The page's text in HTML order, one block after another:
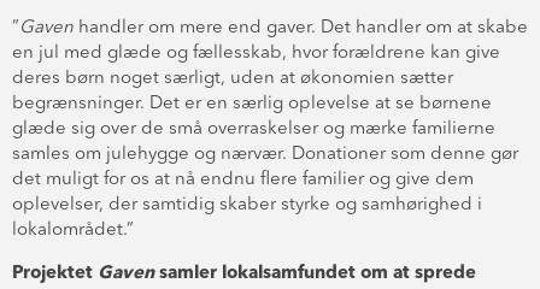
” Gaven handler om mere end gaver. Det handler om at skabe
en jul med glæde og fællesskab, hvor forældrene kan give
deres børn noget særligt, uden at økonomien sætter
begrænsninger. Det er en særlig oplevelse at se børnene
glæde sig over de små overraskelser og mærke familierne
samles om julehygge og nærvær. Donationer som denne gør
det muligt for os at nå endnu flere familier og give dem
oplevelser, der samtidig skaber styrke og samhørighed i
lokalområdet.”
Projektet Gavensamler lokalsamfundet om at sprede